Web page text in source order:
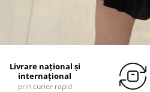
Livrare național și
internațional
prin curier rapid